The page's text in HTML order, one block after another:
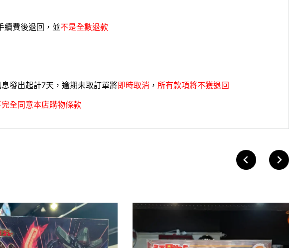
續費後退回，並不是全數退款
發出起計7天，逾期未取訂單將即時取消 ， 所有款項將不獲退回
全同意本店購物條款